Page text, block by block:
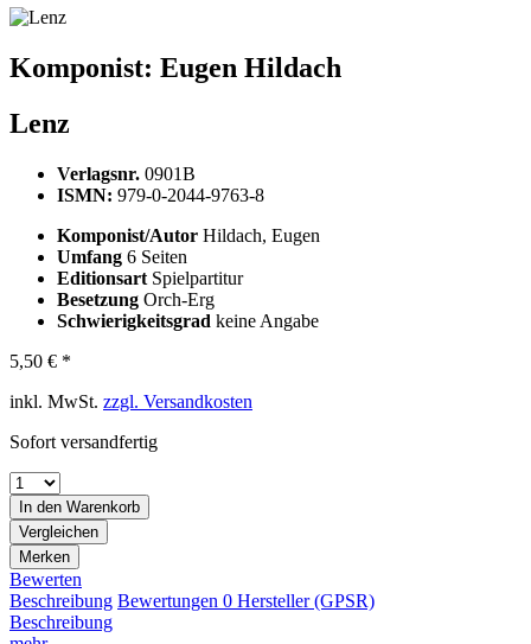
Komponist: Eugen Hildach
Lenz
Verlagsnr. 0901B
ISMN: 979-0-2044-9763-8
Komponist/Autor Hildach, Eugen
Umfang 6 Seiten
Editionsart Spielpartitur
Besetzung Orch-Erg
Schwierigkeitsgrad keine Angabe
5,50 € *
inkl. MwSt. zzgl. Versandkosten
Sofort versandfertig
In den Warenkorb
Vergleichen
Merken
Bewerten
Beschreibung Bewertungen 0 Hersteller (GPSR)
Beschreibung